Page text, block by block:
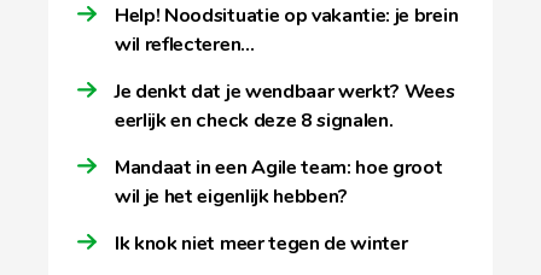
Help! Noodsituatie op vakantie: je brein
wil reflecteren…
Je denkt dat je wendbaar werkt? Wees
eerlijk en check deze 8 signalen.
Mandaat in een Agile team: hoe groot
wil je het eigenlijk hebben?
Ik knok niet meer tegen de winter